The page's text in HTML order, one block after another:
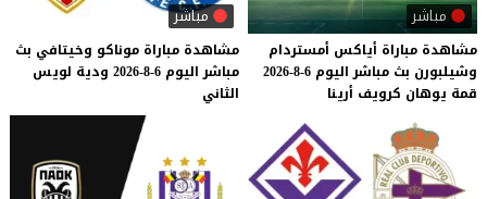
مباشر
مشاهدة مباراة أياكس أمستردام
وشيلبورن بث مباشر اليوم 6-8-2026
قمة يوهان كرويف أرينا
مباشر
مشاهدة مباراة موناكو وخيتافي بث
مباشر اليوم 6-8-2026 ودية لويس
الثاني